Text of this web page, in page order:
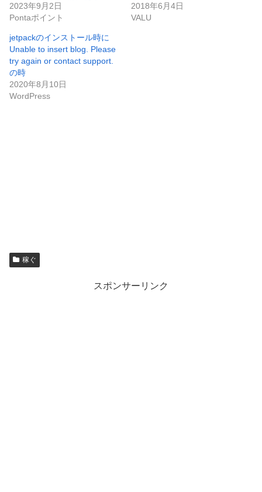
2023年9月2日
Pontaポイント
2018年6月4日
VALU
jetpackのインストール時に
Unable to insert blog. Please
try again or contact support.
の時
2020年8月10日
WordPress
稼ぐ
スポンサーリンク